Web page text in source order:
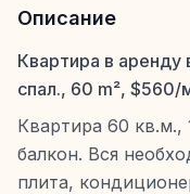
Описание
Квартира в
спал., 60 m², $560/
Квартира 60 кв.м.,
балкон. Вся
плита,